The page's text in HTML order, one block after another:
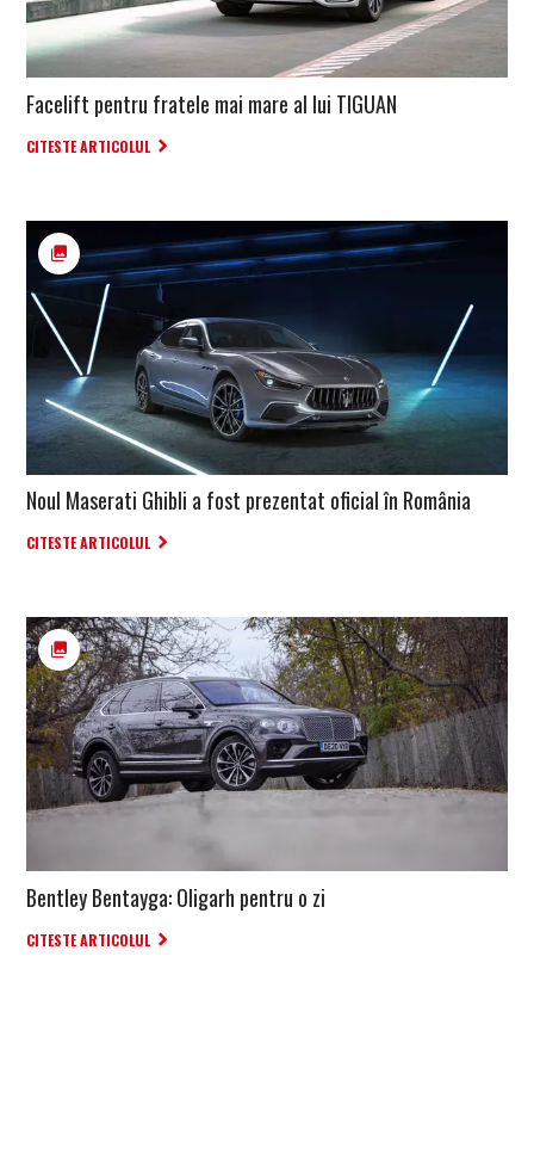
Facelift pentru fratele mai mare al lui TIGUAN
CITESTE ARTICOLUL
Noul Maserati Ghibli a fost prezentat oficial în România
CITESTE ARTICOLUL
Bentley Bentayga: Oligarh pentru o zi
CITESTE ARTICOLUL